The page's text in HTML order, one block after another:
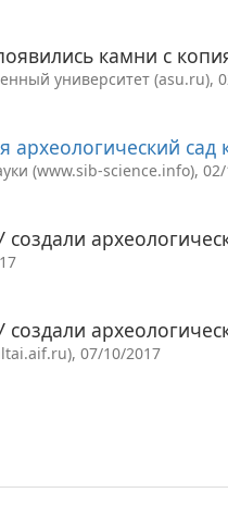
камни с
университет (asu.ru),
археологический сад
(www.sib-science.info),
создали
создали
07/10/2017